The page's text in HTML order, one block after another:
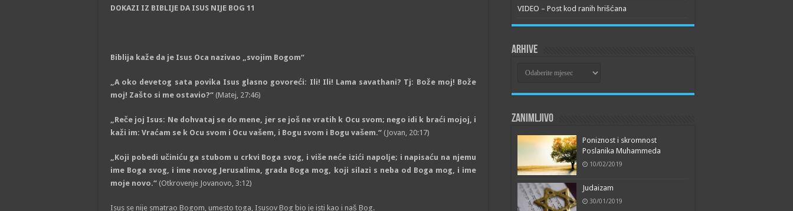
DOKAZI IZ BIBLIJE DA ISUS NIJE BOG 11
Biblija kaže da je Isus Oca nazivao „svojim Bogom“
„A oko devetog sata povika Isus glasno govoreći: Ili! Ili! Lama savathani? Tj: Bože moj! Bože
moj! Zašto si me ostavio?“ (Matej, 27:46)
„Reče joj Isus: Ne dohvataj se do mene, jer se još ne vratih k Ocu svom; nego idi k braći mojoj, i
kaži im: Vraćam se k Ocu svom i Ocu vašem, i Bogu svom i Bogu vašem.“ (Jovan, 20:17)
„Koji pobedi učiniću ga stubom u crkvi Boga svog, i više neće izići napolјe; i napisaću na njemu
ime Boga svog, i ime novog Jerusalima, grada Boga mog, koji silazi s neba od Boga mog, i ime
moje novo.“ (Otkrovenje Jovanovo, 3:12)
Isus se nije smatrao Bogom, umesto toga, Isusov Bog bio je isti kao i naš Bog.
VIDEO – Post kod ranih hrišćana
Arhive
Zanimljivo
Poniznost i skromnost
Poslanika Muhammeda
10/02/2019
Judaizam
30/01/2019